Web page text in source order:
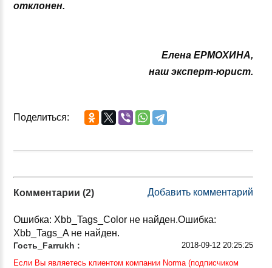
отклонен.
Елена ЕРМОХИНА,
наш эксперт-юрист.
Поделиться:
Комментарии (2) Добавить комментарий
Ошибка: Xbb_Tags_Color не найден.Ошибка:
Xbb_Tags_A не найден.
Гость_Farrukh :
2018-09-12 20:25:25
Если Вы являетесь клиентом компании Norma (подписчиком